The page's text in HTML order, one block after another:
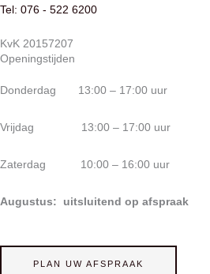
Tel: 076 - 522 6200
KvK 20157207
Openingstijden
Donderdag 13:00 – 17:00 uur
Vrijdag 13:00 – 17:00 uur
Zaterdag 10:00 – 16:00 uur
Augustus: uitsluitend op afspraak
PLAN UW AFSPRAAK